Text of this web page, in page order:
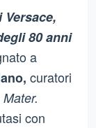
80 anni
a
curatori
con